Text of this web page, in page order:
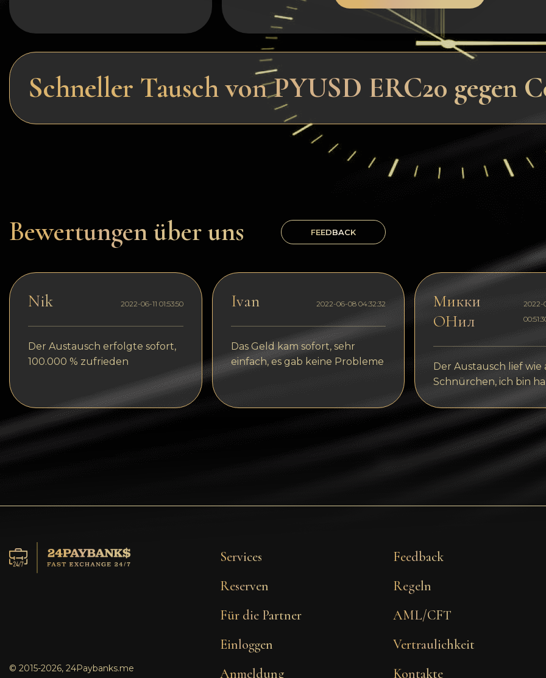
Stellar
Ethereum classic (ETC)
Optimism (OP)
Cosmos (ATOM)
Tezos
Avalanche (AVAX)
Schneller Tausch von PYUSD ERC20 gegen
Bewertungen über uns FEEDBACK
Nik 2022-06-11 01:53:50
Der Austausch erfolgte sofort,
100.000 % zufrieden
Ivan 2022-06-08 04:32:32
Das Geld kam sofort, sehr
einfach, es gab keine Probleme
Микки
ОНил
2022-
Der Austausch lief wie
Schnürchen, ich bin
Services
Reserven
Für die Partner
Einloggen
Anmeldung
Feedback
Regeln
AML/CFT
Vertraulichkeit
Kontakte
© 2015-2026, 24Paybanks.me